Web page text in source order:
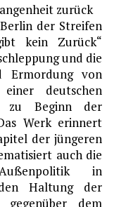
zurück
der Streifen
kein Zurück“
und die
Ermordung von
deutschen
zu Beginn der
Werk erinnert
der jüngeren
auch die
in
Haltung der
gegenüber dem